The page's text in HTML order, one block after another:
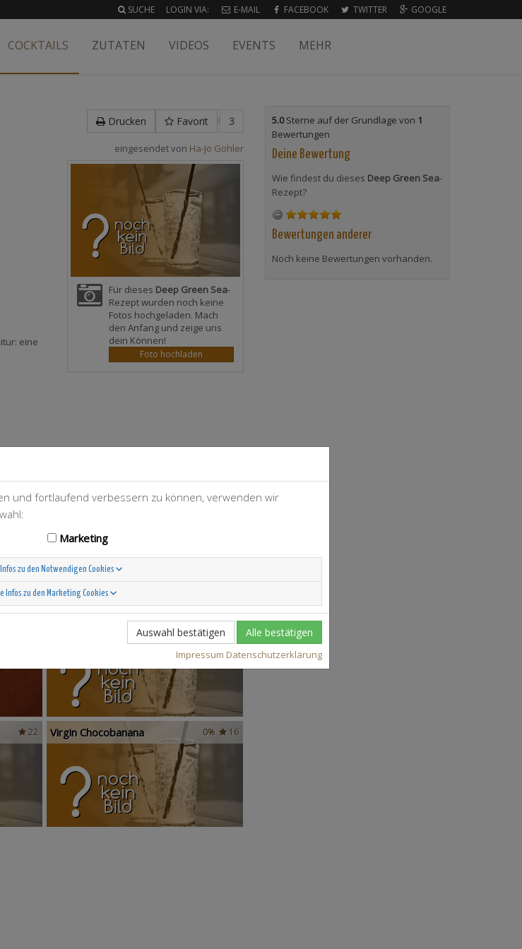
SUCHE LOGIN VIA: E-MAIL FACEBOOK TWITTER GOOGLE
COCKTAILS ZUTATEN VIDEOS EVENTS MEHR
Drucken Favorit 3
eingesendet von Ha-Jo Göhler
Für dieses Deep Green Sea-
Rezept wurden noch keine
Fotos hochgeladen. Mach
den Anfang und zeige uns
dein Können!
Foto hochladen
eine
115
37
Scandinavian Sunshine
22 16
0%
Virgin Chocobanana
5.0Sterne auf der Grundlage von 1
Bewertungen
Deine Bewertung
Wie findest du dieses Deep Green Sea-
Rezept?
Bewertungen anderer
Noch keine Bewertungen vorhanden.
und fortlaufend verbessern zu können, verwenden wir
Marketing
zu den Notwendigen Cookies
Infos zu den Marketing Cookies
Auswahl bestätigen Alle bestätigen
Impressum Datenschutzerklärung